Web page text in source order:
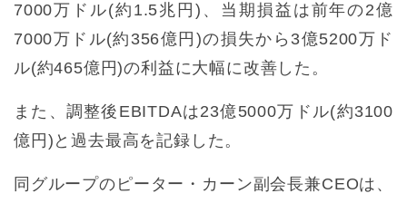
7000万ドル(約1.5兆円)、当期損益は前年の2億
7000万ドル(約356億円)の損失から3億5200万ド
ル(約465億円)の利益に大幅に改善した。
また、調整後EBITDAは23億5000万ドル(約3100
億円)と過去最高を記録した。
同グループのピーター・カーン副会長兼CEOは、